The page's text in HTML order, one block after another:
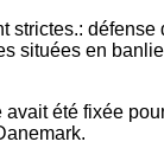
strictes.: défense
situées en
été fixée